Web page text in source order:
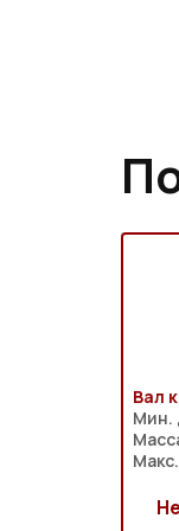
Вал
Мин.